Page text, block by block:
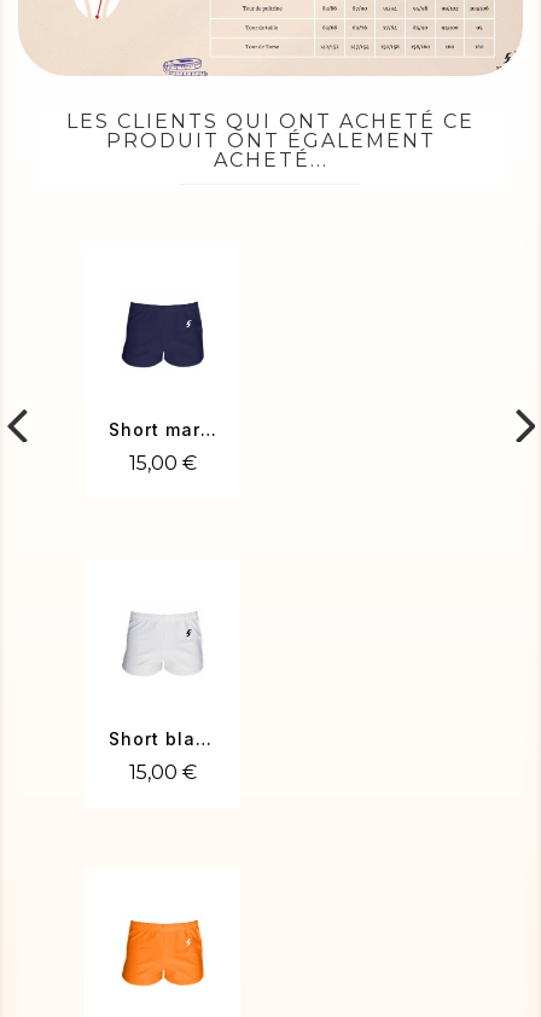
LES CLIENTS QUI ONT ACHETÉ CE
PRODUIT ONT ÉGALEMENT
ACHETÉ...
Short marine
15,00 €
Short blanc
15,00 €